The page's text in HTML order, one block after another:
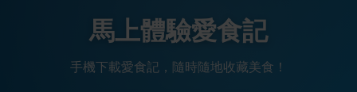
馬上體驗愛食記
手機下載愛食記，隨時隨地收藏美食！